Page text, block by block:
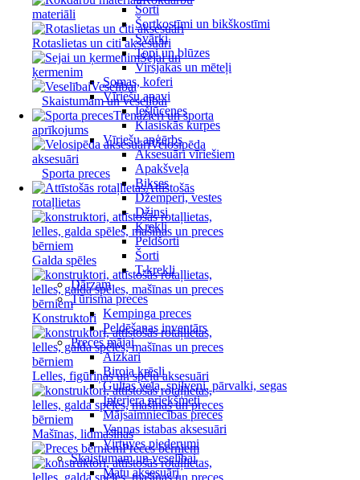
materiāli
Rotaslietas un citi aksesuāri
Sejai un
ķermenim
Veselībai
Skaistumam un veselībai
Trenažieri un sporta
aprīkojums
Velosipēda
aksesuāri
Sporta preces
Attīstošās
rotaļlietas
Galda spēles
Konstruktori
Lelles, figūriņas un spēļu aksesuāri
Mašīnas, lidmašīnas
Preces bērniem
Šorti
Šortkostīmi un bikškostīmi
Svārki
Topi un blūzes
Virsjakas un mēteļi
Somas, koferi
Vīriešu apavi
Iešļūcenes
Klasiskās kurpes
Vīriešu apģērbs
Aksesuāri vīriešiem
Apakšveļa
Bikses
Džemperi, vestes
Džinsi
Krekli
Peldšorti
Šorti
T-krekli
Dārzam
Tūrisma preces
Kempinga preces
Peldēšanas inventārs
Preces mājai
Aizkari
Biroja krēsli
Gultas veļa, spilveni, pārvalki, segas
Interjera priekšmeti
Mājsaimniecības preces
Vannas istabas aksesuāri
Virtuves piederumi
Skaistumam un veselībai
Matu aksesuāri